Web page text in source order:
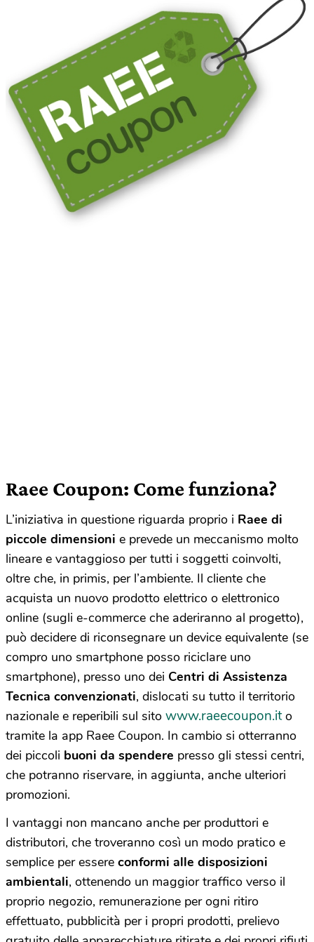
Raee Coupon: Come funziona?
L’iniziativa in questione riguarda proprio i Raee di
piccole dimensioni e prevede un meccanismo molto
lineare e vantaggioso per tutti i soggetti coinvolti,
oltre che, in primis, per l’ambiente. Il cliente che
acquista un nuovo prodotto elettrico o elettronico
online (sugli e-commerce che aderiranno al progetto),
può decidere di riconsegnare un device equivalente (se
compro uno smartphone posso riciclare uno
smartphone), presso uno dei Centri di Assistenza
Tecnica convenzionati, dislocati su tutto il territorio
nazionale e reperibili sul sito www.raeecoupon.ito
tramite la app Raee Coupon. In cambio si otterranno
dei piccoli buoni da spendere presso gli stessi centri,
che potranno riservare, in aggiunta, anche ulteriori
promozioni.
I vantaggi non mancano anche per produttori e
distributori, che troveranno così un modo pratico e
semplice per essere conformi alle disposizioni
ambientali, ottenendo un maggior traffico verso il
proprio negozio, remunerazione per ogni ritiro
effettuato, pubblicità per i propri prodotti, prelievo